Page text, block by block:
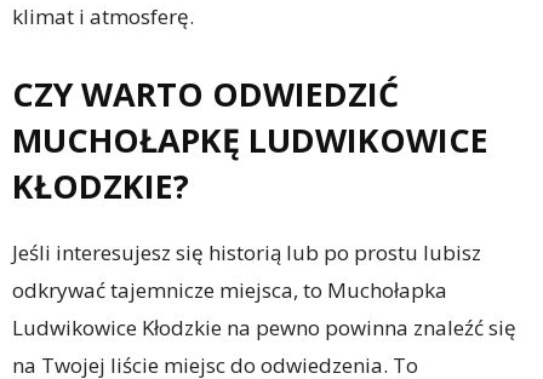
klimat i atmosferę.
CZY WARTO ODWIEDZIĆ
MUCHOŁAPKĘ LUDWIKOWICE
KŁODZKIE?
Jeśli interesujesz się historią lub po prostu lubisz
odkrywać tajemnicze miejsca, to Muchołapka
Ludwikowice Kłodzkie na pewno powinna znaleźć się
na Twojej liście miejsc do odwiedzenia. To